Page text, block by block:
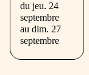
du jeu. 24
septembre
au dim. 27
septembre